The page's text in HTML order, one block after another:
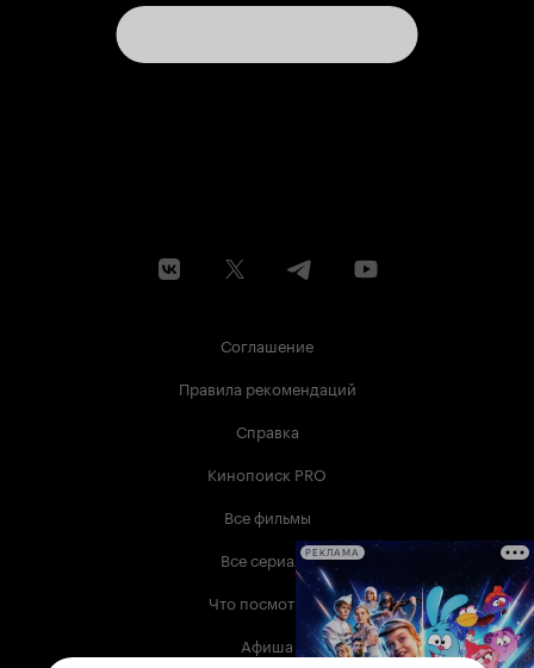
Соглашение
Правила рекомендаций
Справка
Кинопоиск PRO
Все фильмы
Все сериалы
Что посмотреть
Афиша
РЕКЛАМА